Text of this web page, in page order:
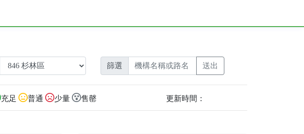
篩選
充足 普通 少量 售罄 更新時間：